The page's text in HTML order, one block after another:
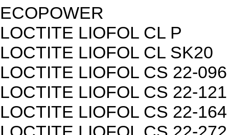
ECOPOWER
LOCTITE LIOFOL CL P
LOCTITE LIOFOL CL SK20
LOCTITE LIOFOL CS 22-096
LOCTITE LIOFOL CS 22-121
LOCTITE LIOFOL CS 22-164